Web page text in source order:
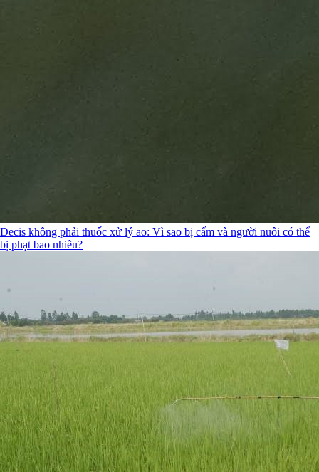
Decis không phải thuốc xử lý ao: Vì sao bị cấm và người nuôi có thể
bị phạt bao nhiêu?